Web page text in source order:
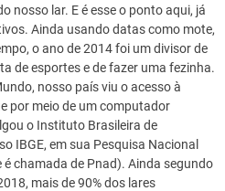
nosso lar. E é esse o ponto aqui, já
Ainda usando datas como mote,
o ano de 2014 foi um divisor de
de esportes e de fazer uma fezinha.
nosso país viu o acesso à
por meio de um computador
o Instituto Brasileira de
IBGE, em sua Pesquisa Nacional
chamada de Pnad). Ainda segundo
mais de 90% dos lares